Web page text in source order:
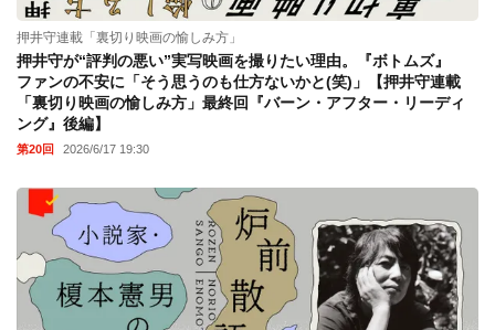
押井守連載「裏切り映画の愉しみ方」
押井守が“評判の悪い”実写映画を撮りたい理由。『ボトムズ』
ファンの不安に「そう思うのも仕方ないかと(笑)」【押井守連載
「裏切り映画の愉しみ方」最終回『バーン・アフター・リーディ
ング』後編】
第20回 2026/6/17 19:30